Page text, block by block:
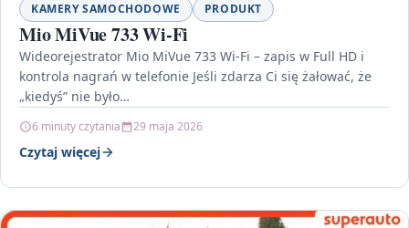
KAMERY SAMOCHODOWE PRODUKT
Mio MiVue 733 Wi-Fi
Wideorejestrator Mio MiVue 733 Wi-Fi – zapis w Full HD i
kontrola nagrań w telefonie Jeśli zdarza Ci się żałować, że
„kiedyś” nie było…
6 minuty czytania 29 maja 2026
Czytaj więcej